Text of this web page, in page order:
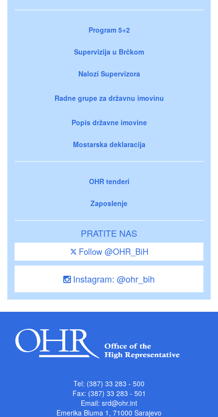
Program 5+2
Supervizija u Brčkom
Nalozi Supervizora
Radne grupe za državnu imovinu
Popis državne imovine
Mostarska deklaracija
OHR tenderi
Zaposlenje
PRATITE NAS
Follow @OHR_BiH
Instagram: @ohr_bih
Tel: (387) 33 283 - 500
Fax: (387) 33 283 - 501
Email: srd@ohr.int
Emerika Bluma 1, 71000 Sarajevo